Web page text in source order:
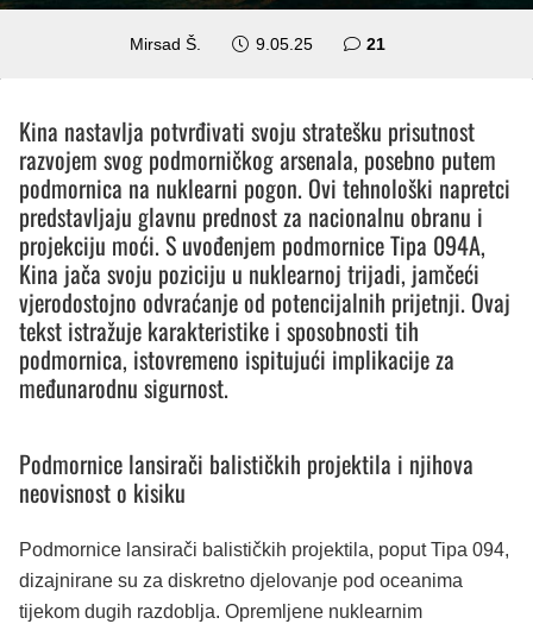
Mirsad Š. 9.05.25 21
Kina nastavlja potvrđivati svoju stratešku prisutnost
razvojem svog podmorničkog arsenala, posebno putem
podmornica na nuklearni pogon. Ovi tehnološki napretci
predstavljaju glavnu prednost za nacionalnu obranu i
projekciju moći. S uvođenjem podmornice Tipa 094A,
Kina jača svoju poziciju u nuklearnoj trijadi, jamčeći
vjerodostojno odvraćanje od potencijalnih prijetnji. Ovaj
tekst istražuje karakteristike i sposobnosti tih
podmornica, istovremeno ispitujući implikacije za
međunarodnu sigurnost.
Podmornice lansirači balističkih projektila i njihova
neovisnost o kisiku
Podmornice lansirači balističkih projektila, poput Tipa 094,
dizajnirane su za diskretno djelovanje pod oceanima
tijekom dugih razdoblja. Opremljene nuklearnim